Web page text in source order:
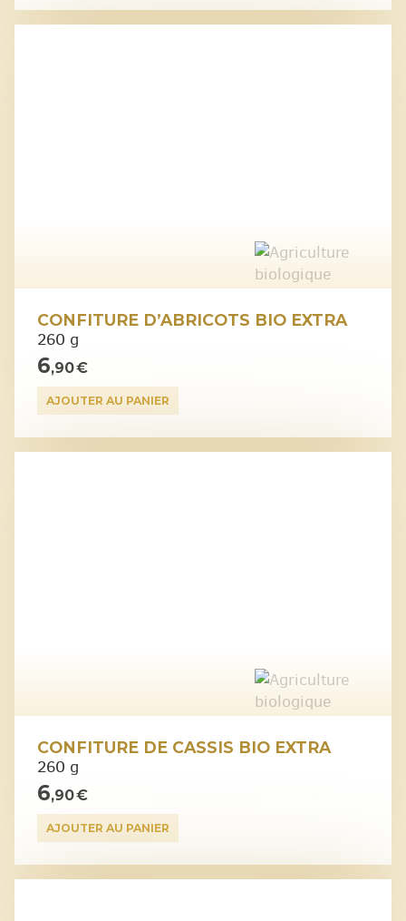
CONFITURE D’ABRICOTS BIO EXTRA
260 g
6,90 €
AJOUTER AU PANIER
CONFITURE DE CASSIS BIO EXTRA
260 g
6,90 €
AJOUTER AU PANIER